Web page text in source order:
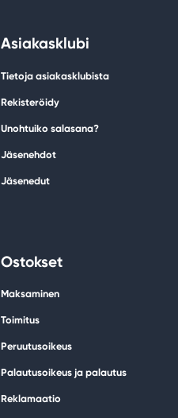
Asiakasklubi
Tietoja asiakasklubista
Rekisteröidy
Unohtuiko salasana?
Jäsenehdot
Jäsenedut
Ostokset
Maksaminen
Toimitus
Peruutusoikeus
Palautusoikeus ja palautus
Reklamaatio